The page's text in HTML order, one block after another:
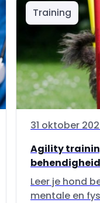
Training
31 oktober
Agility
Leer je hond
mentale en